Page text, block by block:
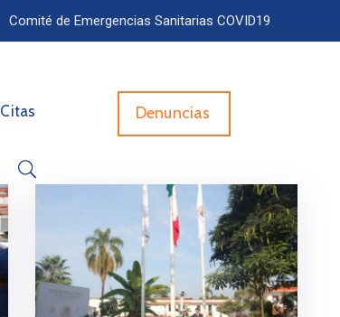
Comité de Emergencias Sanitarias COVID19
Citas Denuncias